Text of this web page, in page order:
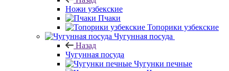
Ножи узбекские
Пчаки
Топорики узбекские
Чугунная посуда
Назад
Чугунная посуда
Чугунки печные